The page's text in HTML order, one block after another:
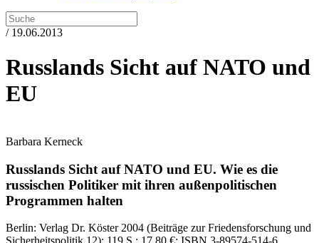
/ 19.06.2013
Russlands Sicht auf NATO und
EU
Barbara Kerneck
Russlands Sicht auf NATO und EU. Wie es die
russischen Politiker mit ihren außenpolitischen
Programmen halten
Berlin: Verlag Dr. Köster2004 (Beiträge zur Friedensforschung und